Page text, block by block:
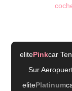
elitePinkcar
Sur
elitePlatinum